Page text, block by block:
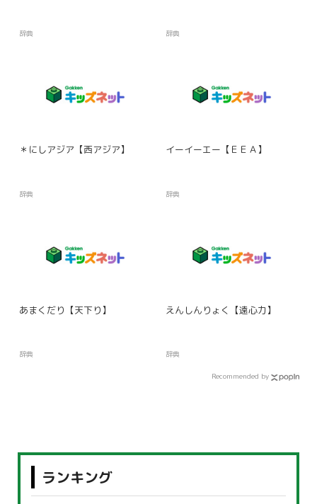
辞典 辞典
＊にしアジア【西アジア】
辞典
イーイーエー【ＥＥＡ】
辞典
あまくだり【天下り】
辞典
えんしんりょく【遠心力】
辞典
Recommended by
ランキング